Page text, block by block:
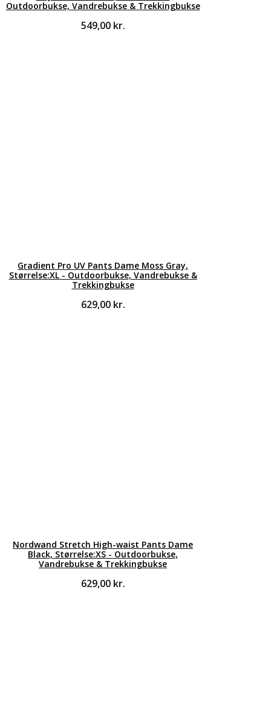
Outdoorbukse, Vandrebukse & Trekkingbukse
549,00 kr.
Gradient Pro UV Pants Dame Moss Gray,
Størrelse:XL - Outdoorbukse, Vandrebukse &
Trekkingbukse
629,00 kr.
Nordwand Stretch High-waist Pants Dame
Black, Størrelse:XS - Outdoorbukse,
Vandrebukse & Trekkingbukse
629,00 kr.